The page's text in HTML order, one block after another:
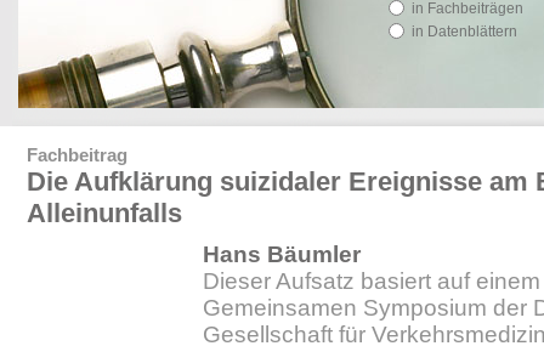
in Fachbeiträgen
in Datenblättern
Fachbeitrag
Die Aufklärung suizidaler Ereignisse am
Alleinunfalls
Hans Bäumler
Dieser Aufsatz basiert auf
Gemeinsamen Symposium der
Gesellschaft für